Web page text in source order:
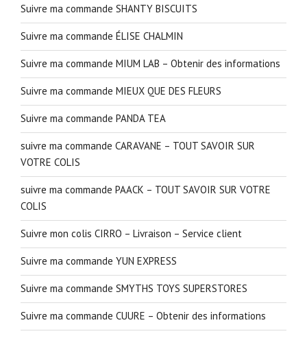
Suivre ma commande SHANTY BISCUITS
Suivre ma commande ÉLISE CHALMIN
Suivre ma commande MIUM LAB – Obtenir des informations
Suivre ma commande MIEUX QUE DES FLEURS
Suivre ma commande PANDA TEA
suivre ma commande CARAVANE – TOUT SAVOIR SUR
VOTRE COLIS
suivre ma commande PAACK – TOUT SAVOIR SUR VOTRE
COLIS
Suivre mon colis CIRRO – Livraison – Service client
Suivre ma commande YUN EXPRESS
Suivre ma commande SMYTHS TOYS SUPERSTORES
Suivre ma commande CUURE – Obtenir des informations